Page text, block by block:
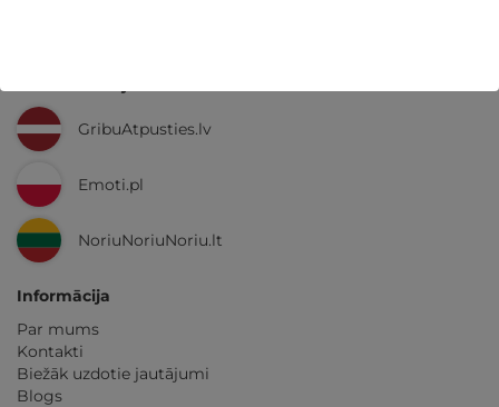
GribuAtpusties.lv
Emoti.pl
NoriuNoriuNoriu.lt
Informācija
Par mums
Kontakti
Biežāk uzdotie jautājumi
Blogs